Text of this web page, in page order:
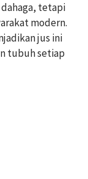
tetapi
modern.
jus ini
tubuh setiap